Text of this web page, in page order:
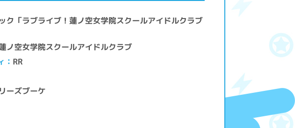
ク「ラブライブ！蓮ノ空女学院スクールアイドルクラブ
ノ空女学院スクールアイドルクラブ
RR
ーズブーケ